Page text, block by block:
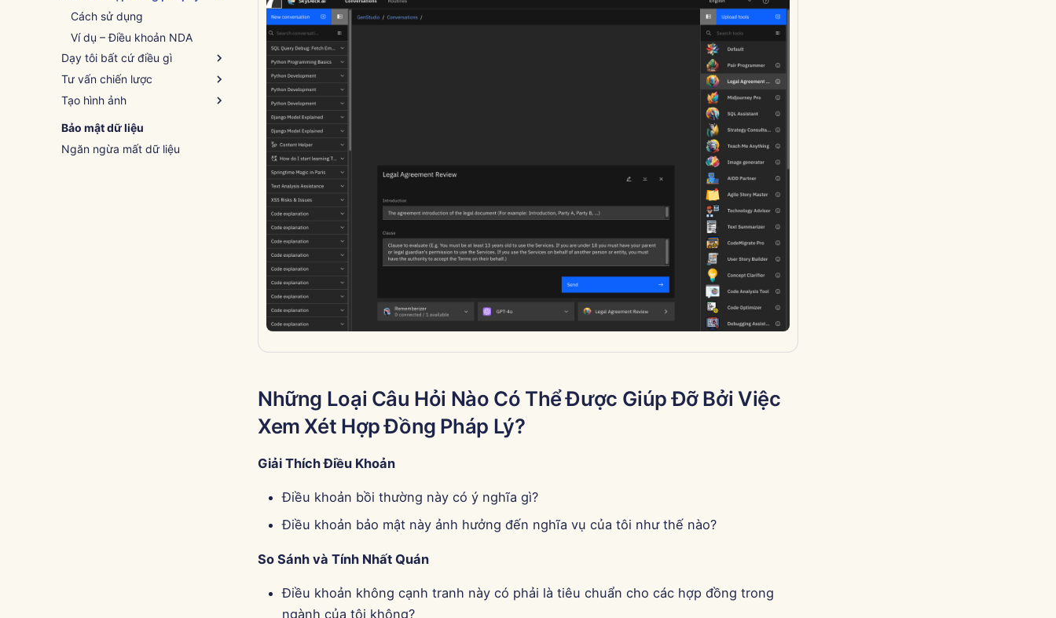
繁體中文
Ví dụ – Gỡ lỗi truy vấn
Cách sử dụng
Ví dụ – Điều khoản NDA
Dạy tôi bất cứ điều gì
Cách sử dụng
Ví dụ – Giới thiệu về lập trình
Tư vấn chiến lược
Cách sử dụng
Ví dụ – Giữ chân nhân viên
Tạo hình ảnh
Cách sử dụng
Ví dụ – Cảnh mùa đông
Bảo mật dữ liệu
Ngăn ngừa mất dữ liệu
Những Loại Câu Hỏi Nào Có Thể Được Giúp Đỡ Bởi Việc
Xem Xét Hợp Đồng Pháp Lý?
Giải Thích Điều Khoản
Điều khoản bồi thường này có ý nghĩa gì?
Điều khoản bảo mật này ảnh hưởng đến nghĩa vụ của tôi như thế nào?
So Sánh và Tính Nhất Quán
Điều khoản không cạnh tranh này có phải là tiêu chuẩn cho các hợp đồng trong
ngành của tôi không?